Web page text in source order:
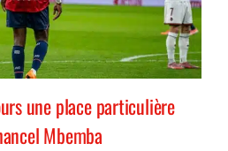
une place particulière
Mbemba